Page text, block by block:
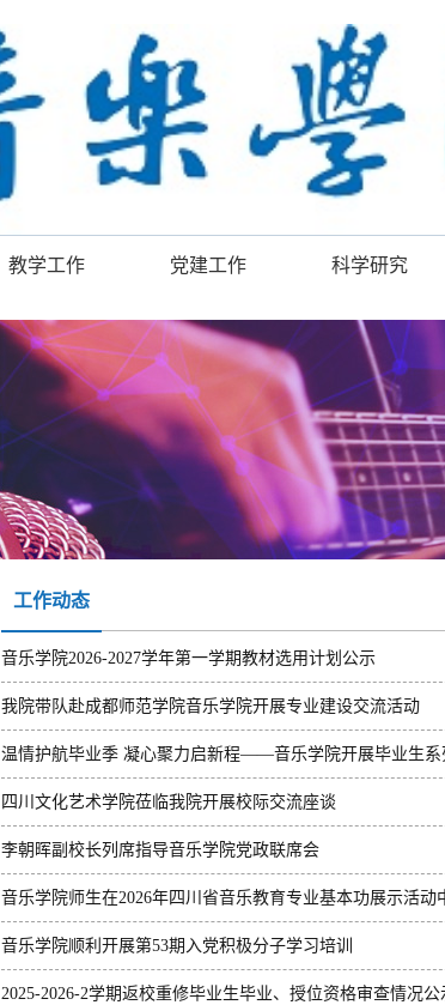
教学工作 党建工作 科学研究
工作动态
音乐学院2026-2027学年第一学期教材选用计划公示
我院带队赴成都师范学院音乐学院开展专业建设交流活动
温情护航毕业季 凝心聚力启新程——音乐学院开展毕业生系
四川文化艺术学院莅临我院开展校际交流座谈
李朝晖副校长列席指导音乐学院党政联席会
音乐学院师生在2026年四川省音乐教育专业基本功展示活动
音乐学院顺利开展第53期入党积极分子学习培训
​2025-2026-2学期返校重修毕业生毕业、授位资格审查情况公